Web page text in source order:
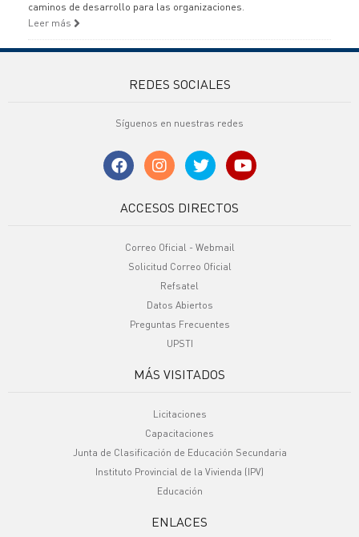
caminos de desarrollo para las organizaciones.
Leer más
REDES SOCIALES
Síguenos en nuestras redes
ACCESOS DIRECTOS
Correo Oficial - Webmail
Solicitud Correo Oficial
Refsatel
Datos Abiertos
Preguntas Frecuentes
UPSTI
MÁS VISITADOS
Licitaciones
Capacitaciones
Junta de Clasificación de Educación Secundaria
Instituto Provincial de la Vivienda (IPV)
Educación
ENLACES